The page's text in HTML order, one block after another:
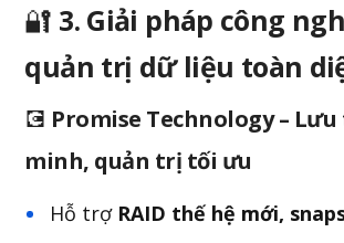
🔐 3. Giải pháp công
quản trị dữ liệu toàn
💽 Promise Technology –
minh, quản trị tối ưu
Hỗ trợ RAID thế hệ mới,